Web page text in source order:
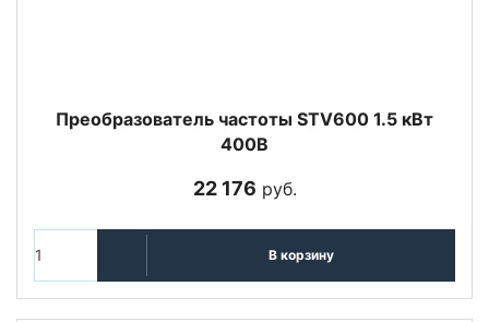
Преобразователь частоты STV600 1.5 кВт
400В
22 176 руб.
В корзину